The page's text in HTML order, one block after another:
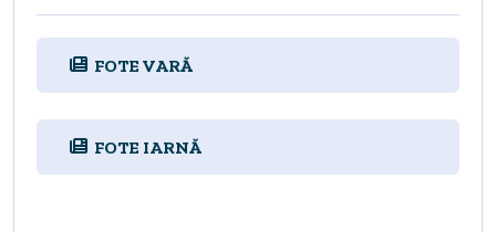
FOTE VARĂ
FOTE IARNĂ